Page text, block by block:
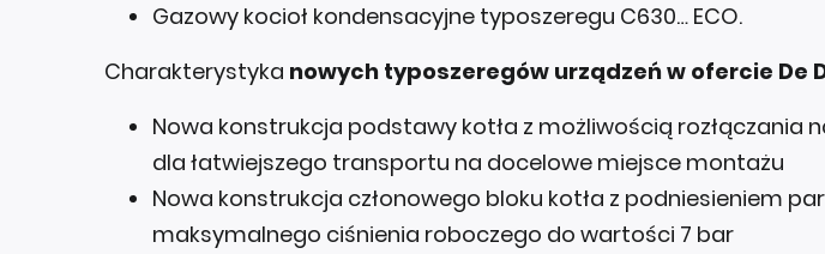
Gazowy kocioł kondensacyjne typoszeregu C630… ECO.
Charakterystyka nowych typoszeregów urządzeń w ofercie De
Nowa konstrukcja podstawy kotła z możliwością rozłączania
dla łatwiejszego transportu na docelowe miejsce montażu
Nowa konstrukcja członowego bloku kotła z podniesieniem
maksymalnego ciśnienia roboczego do wartości 7 bar